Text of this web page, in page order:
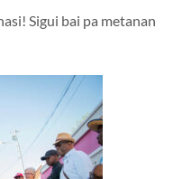
Sigui bai pa metanan